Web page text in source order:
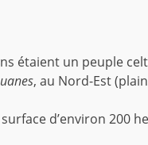
étaient un peuple
, au Nord-Est
d’environ 200